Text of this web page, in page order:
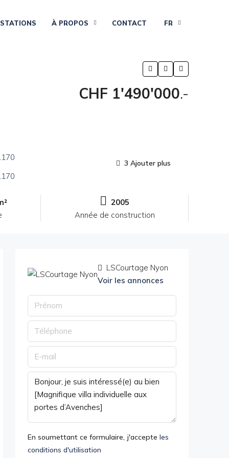
À PROPOS CONTACT FR
CHF 1'490'000.-
3 Ajouter plus
2005
Année de construction
LSCourtage Nyon
Voir les annonces
En soumettant ce formulaire, j'accepte les
conditions d'utilisation